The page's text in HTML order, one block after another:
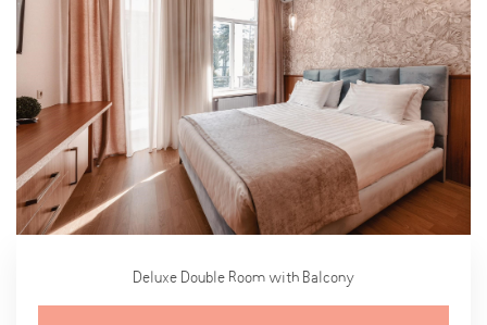
Deluxe Double Room with Balcony